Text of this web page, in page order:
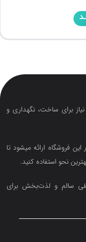
برای ساخت، نگهداری و
فروشگاه ارائه میشود تا
نحو استفاده کنید.
سالم و لذت‌بخش برای